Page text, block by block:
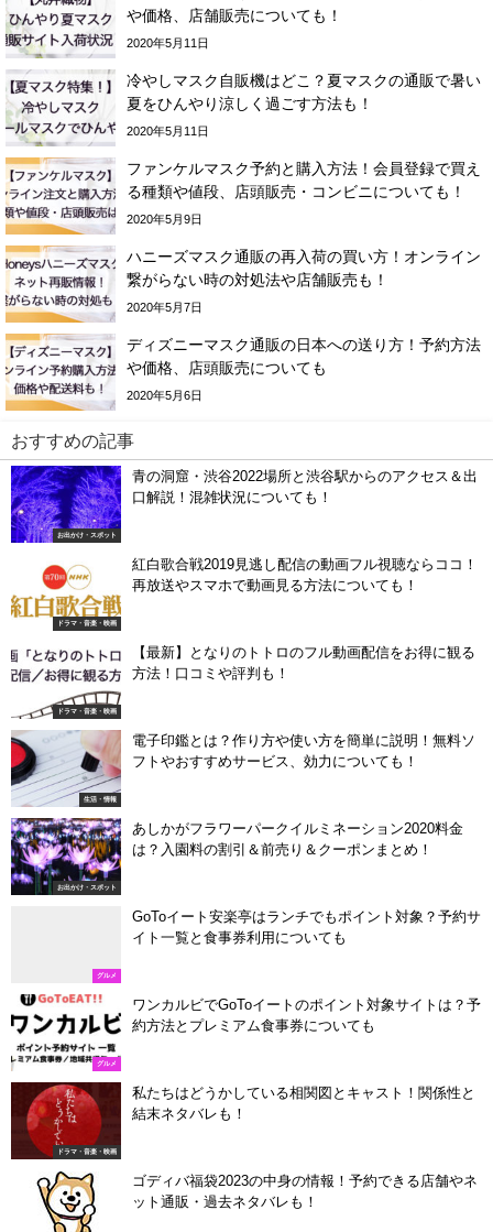
や価格、店舗販売についても！
2020年5月11日
冷やしマスク自販機はどこ？夏マスクの通販で暑い
夏をひんやり涼しく過ごす方法も！
2020年5月11日
ファンケルマスク予約と購入方法！会員登録で買え
る種類や値段、店頭販売・コンビニについても！
2020年5月9日
ハニーズマスク通販の再入荷の買い方！オンライン
繋がらない時の対処法や店舗販売も！
2020年5月7日
ディズニーマスク通販の日本への送り方！予約方法
や価格、店頭販売についても
2020年5月6日
おすすめの記事
お出かけ・スポット
青の洞窟・渋谷2022場所と渋谷駅からのアクセス＆出
口解説！混雑状況についても！
ドラマ・音楽・映画
紅白歌合戦2019見逃し配信の動画フル視聴ならココ！
再放送やスマホで動画見る方法についても！
ドラマ・音楽・映画
【最新】となりのトトロのフル動画配信をお得に観る
方法！口コミや評判も！
生活・情報
電子印鑑とは？作り方や使い方を簡単に説明！無料ソ
フトやおすすめサービス、効力についても！
お出かけ・スポット
あしかがフラワーパークイルミネーション2020料金
は？入園料の割引＆前売り＆クーポンまとめ！
グルメ
GoToイート安楽亭はランチでもポイント対象？予約サ
イト一覧と食事券利用についても
グルメ
ワンカルビでGoToイートのポイント対象サイトは？予
約方法とプレミアム食事券についても
ドラマ・音楽・映画
私たちはどうかしている相関図とキャスト！関係性と
結末ネタバレも！
ゴディバ福袋2023の中身の情報！予約できる店舗やネ
ット通販・過去ネタバレも！